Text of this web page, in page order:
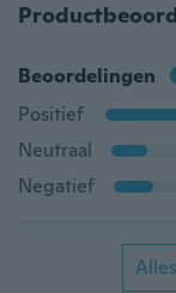
Beoordelingen
Positief
Neutraal
Negatief
Alles